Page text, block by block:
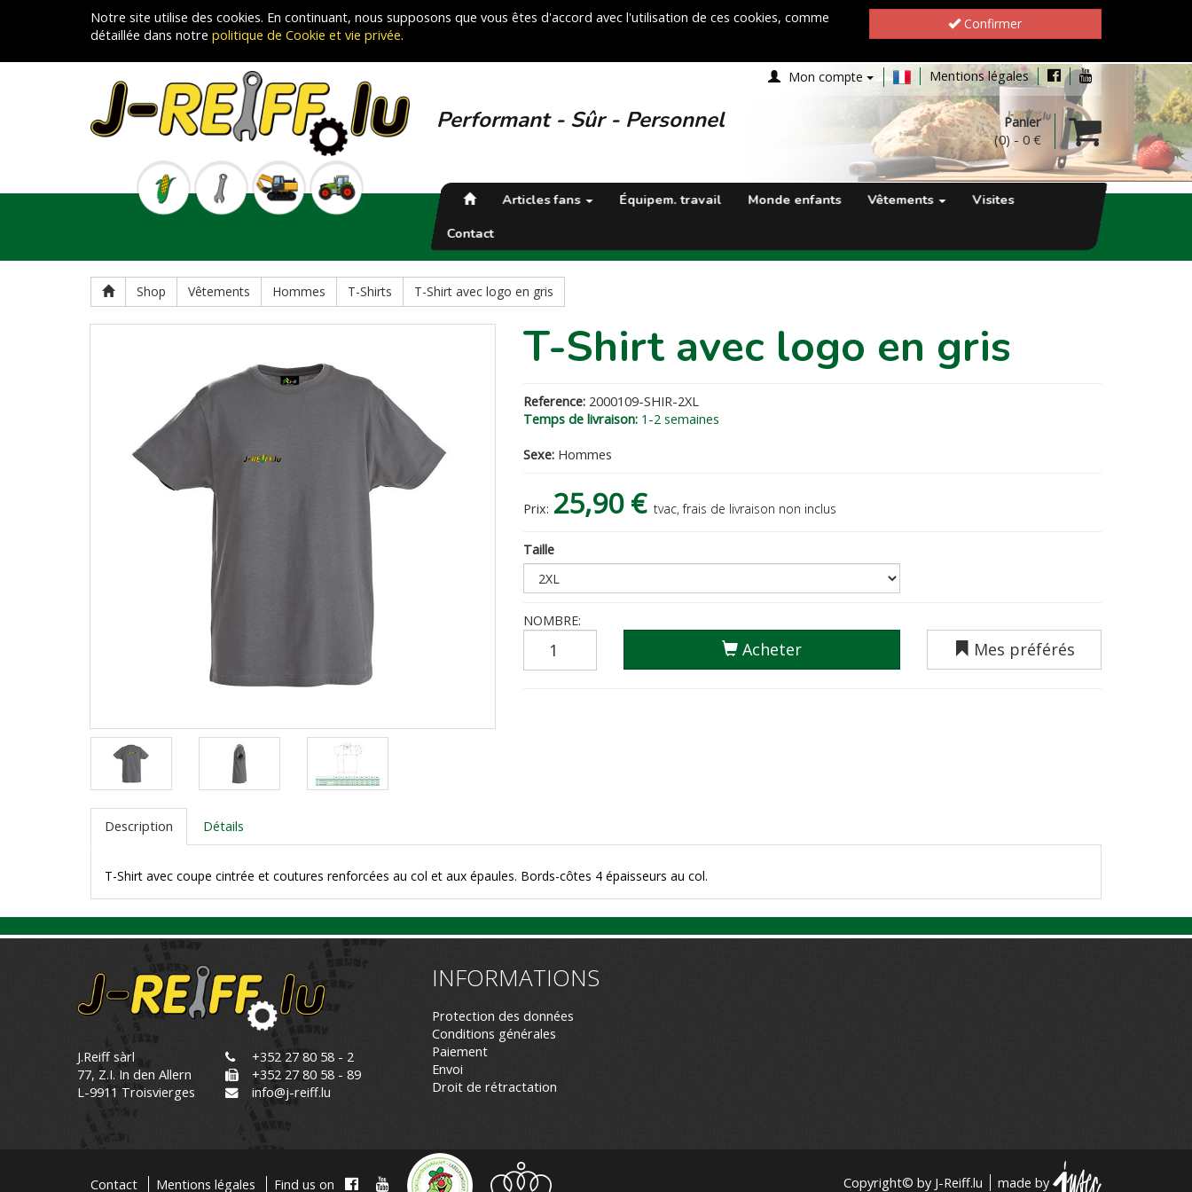
Notre site utilise des cookies. En continuant, nous supposons que vous êtes d'accord avec l'utilisation de ces cookies, comme
détaillée dans notre politique de Cookie et vie privée.
Confirmer
Mon compte Mentions légales
Performant - Sûr - Personnel
Panier
(0)- 0 €
Articles fans Équipem. travail Monde enfants Vêtements
Visites
Contact
Shop Vêtements Hommes T-Shirts T-Shirt avec logo en gris
T-Shirt avec logo en gris
Reference:2000109-SHIR-2XL
Temps de livraison:1-2 semaines
Sexe:Hommes
Prix: 25,90 € tvac, frais de livraison non inclus
Taille
NOMBRE:
Acheter Mes préférés
Description Détails
T-Shirt avec coupe cintrée et coutures renforcées au col et aux épaules. Bords-côtes 4 épaisseurs au col.
J.Reiff sàrl
77, Z.I. In den Allern
L-9911 Troisvierges
+352 27 80 58 - 2
+352 27 80 58 - 89
info@j-reiff.lu
INFORMATIONS
Protection des données
Conditions générales
Paiement
Envoi
Droit de rétractation
Contact Mentions légales Find us on Copyright© by J-Reiff.lu made by